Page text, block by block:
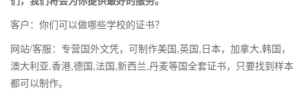
客户：你们可以做哪些学校的证书？
网站/客服：专营国外文凭，可制作美国,英国,日本，加拿大,韩国，
澳大利亚,香港,德国,法国,新西兰,丹麦等国全套证书，只要找到样本
都可以制作。